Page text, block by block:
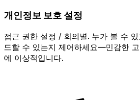
개인정보 보호 설정
접근 권한 설정 / 회의별. 누가 볼 수
드할 수 있는지 제어하세요—민감한
에 이상적입니다.